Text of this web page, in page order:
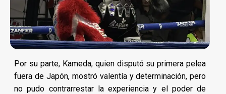
Por su parte, Kameda, quien disputó su primera pelea
fuera de Japón, mostró valentía y determinación, pero
no pudo contrarrestar la experiencia y el poder de